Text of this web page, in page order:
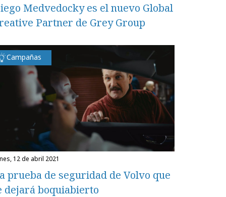
Medvedocky es el nuevo Global
Partner de Grey Group
Campañas
12 de abril 2021
prueba de seguridad de Volvo que
dejará boquiabierto